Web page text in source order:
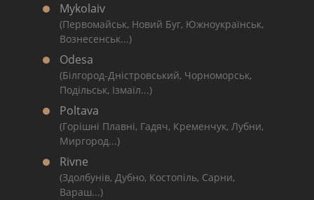
Mykolaiv
(Первомайськ, Новий Буг, Южноукраїнськ,
Вознесенськ...)
Odesa
(Білгород-Дністровський, Чорноморськ,
Подільськ, Ізмаїл...)
Poltava
(Горішні Плавні, Гадяч, Кременчук, Лубни,
Миргород...)
Rivne
(Здолбунів, Дубно, Костопіль, Сарни,
Вараш...)